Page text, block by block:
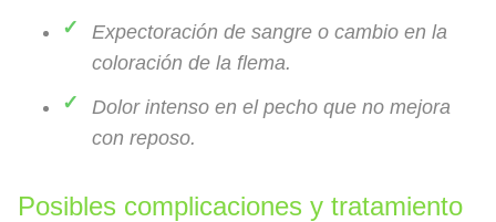
Expectoración de sangre o cambio en la
coloración de la flema.
Dolor intenso en el pecho que no mejora
con reposo.
Posibles complicaciones y tratamiento